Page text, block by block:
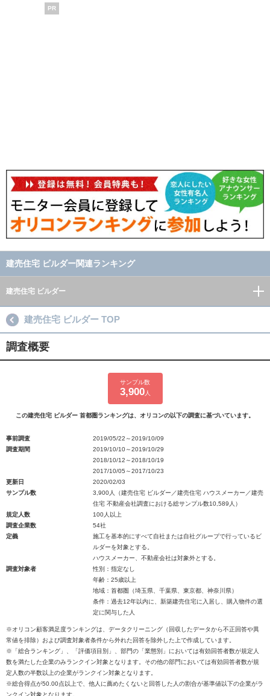
PR
建売住宅 ビルダー関連ランキング
建売住宅 ビルダー
建売住宅 ビルダー TOP
調査概要
サンプル数
3,900人
この建売住宅 ビルダー 首都圏ランキングは、オリコンの以下の調査に基づいています。
事前調査
2019/05/22～2019/10/09
調査期間
2019/10/10～2019/10/29
2018/10/12～2018/10/19
2017/10/05～2017/10/23
更新日
2020/02/03
サンプル数
3,900人（建売住宅 ビルダー／建売住宅 ハウスメーカー／建売
住宅 不動産会社調査における総サンプル数10,589人）
規定人数
100人以上
調査企業数
54社
定義
施工を基本的にすべて自社または自社グループで行っているビ
ルダーを対象とする。
ハウスメーカー、不動産会社は対象外とする。
調査対象者
性別：指定なし
年齢：25歳以上
地域：首都圏（埼玉県、千葉県、東京都、神奈川県）
条件：過去12年以内に、新築建売住宅に入居し、購入物件の選
定に関与した人
※オリコン顧客満足度ランキングは、データクリーニング（回収したデータから不正回答や異
常値を排除）および調査対象者条件から外れた回答を除外した上で作成しています。
※「総合ランキング」、「評価項目別」、部門の「業態別」においては有効回答者数が規定人
数を満たした企業のみランクイン対象となります。その他の部門においては有効回答者数が規
定人数の半数以上の企業がランクイン対象となります。
※総合得点が50.00点以上で、他人に薦めたくないと回答した人の割合が基準値以下の企業がラ
ンクイン対象となります。